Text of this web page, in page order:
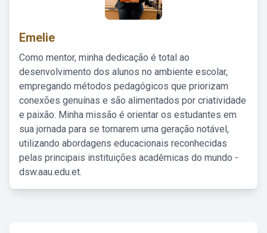
Emelie
Como mentor, minha dedicação é total ao
desenvolvimento dos alunos no ambiente escolar,
empregando métodos pedagógicos que priorizam
conexões genuínas e são alimentados por criatividade
e paixão. Minha missão é orientar os estudantes em
sua jornada para se tornarem uma geração notável,
utilizando abordagens educacionais reconhecidas
pelas principais instituições acadêmicas do mundo -
dsw.aau.edu.et.